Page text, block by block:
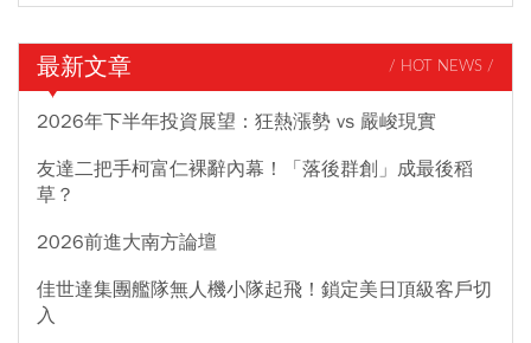
最新文章 / HOT NEWS /
2026年下半年投資展望：狂熱漲勢 vs 嚴峻現實
友達二把手柯富仁裸辭內幕！「落後群創」成最後稻
草？
2026前進大南方論壇
佳世達集團艦隊無人機小隊起飛！鎖定美日頂級客戶切
入